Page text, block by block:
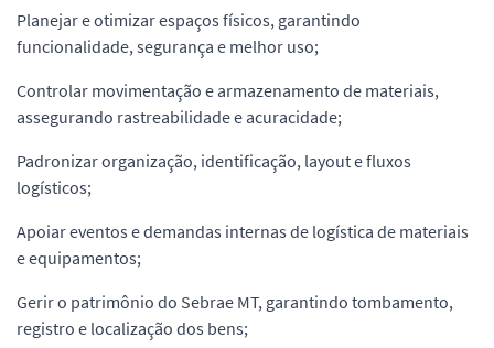
Planejar e otimizar espaços físicos, garantindo
funcionalidade, segurança e melhor uso;
Controlar movimentação e armazenamento de materiais,
assegurando rastreabilidade e acuracidade;
Padronizar organização, identificação, layout e fluxos
logísticos;
Apoiar eventos e demandas internas de logística de materiais
e equipamentos;
Gerir o patrimônio do Sebrae MT, garantindo tombamento,
registro e localização dos bens;